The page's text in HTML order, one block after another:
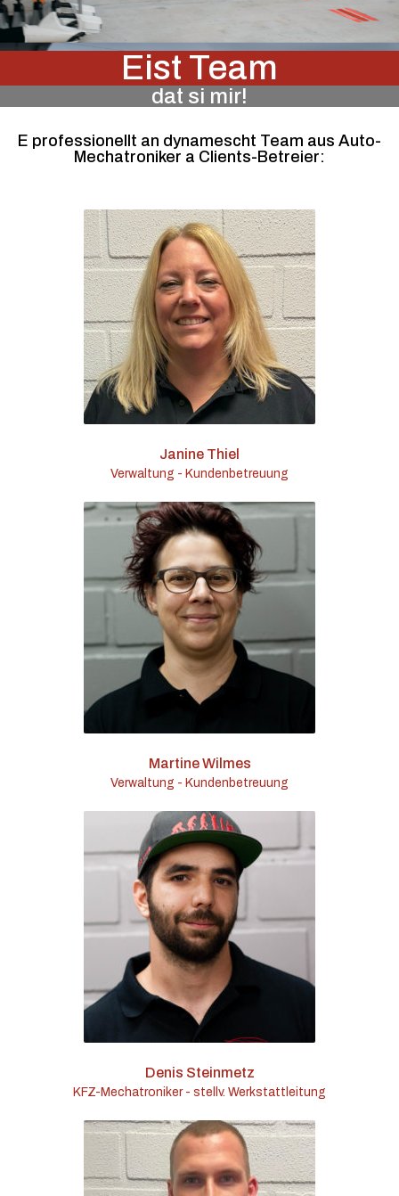
Eist Team
dat si mir!
E professionellt an dynamescht Team aus Auto-
Mechatroniker a Clients-Betreier:
Janine Thiel
Verwaltung - Kundenbetreuung
Martine Wilmes
Verwaltung - Kundenbetreuung
Denis Steinmetz
KFZ-Mechatroniker - stellv. Werkstattleitung